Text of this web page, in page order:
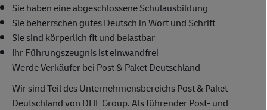
Sie haben eine abgeschlossene Schulausbildung
Sie beherrschen gutes Deutsch in Wort und Schrift
Sie sind körperlich fit und belastbar
Ihr Führungszeugnis ist einwandfrei
Werde Verkäufer bei Post & Paket Deutschland
Wir sind Teil des Unternehmensbereichs Post & Paket
Deutschland von DHL Group. Als führender Post- und